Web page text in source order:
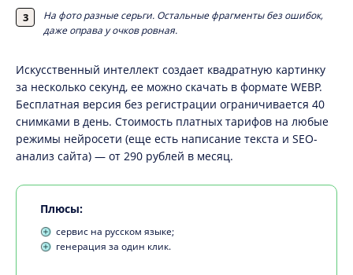
На фото разные серьги. Остальные фрагменты без ошибок,
даже оправа у очков ровная.
Искусственный интеллект создает квадратную картинку
за несколько секунд, ее можно скачать в формате WEBP.
Бесплатная версия без регистрации ограничивается 40
снимками в день. Стоимость платных тарифов на любые
режимы нейросети (еще есть написание текста и SEO-
анализ сайта) — от 290 рублей в месяц.
Плюсы:
сервис на русском языке;
генерация за один клик.